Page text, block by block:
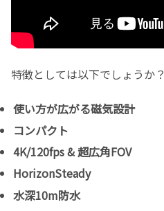
特徴としては以下でしょうか？
使い方が広がる磁気設計
コンパクト
4K/120fps & 超広角FOV
HorizonSteady
水深10m防水